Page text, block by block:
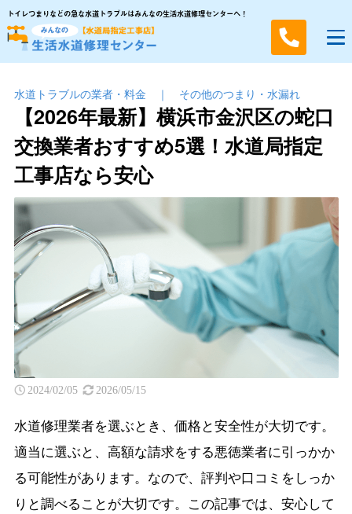
トイレつまりなどの急な水道トラブルはみんなの生活水道修理センターへ！
水道トラブルの業者・料金 ｜ その他のつまり・⽔漏れ
【2026年最新】横浜市金沢区の蛇口
交換業者おすすめ5選！水道局指定
工事店なら安心
2024/02/05 2026/05/15
水道修理業者を選ぶとき、価格と安全性が大切です。
適当に選ぶと、高額な請求をする悪徳業者に引っかか
る可能性があります。なので、評判や口コミをしっか
りと調べることが大切です。この記事では、安心して